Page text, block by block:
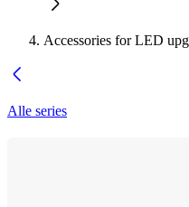
Accessories for LED
Alle series